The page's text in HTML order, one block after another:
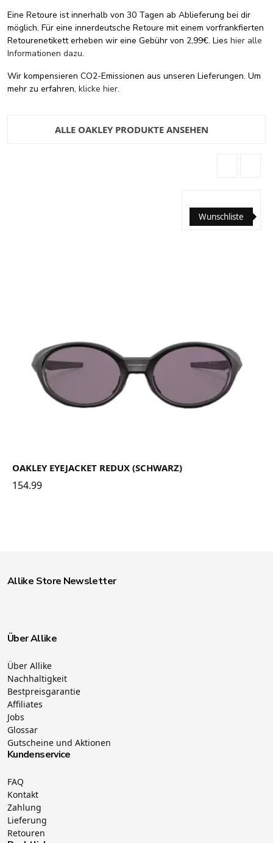
Eine Retoure ist innerhalb von 30 Tagen ab Ablieferung bei dir
möglich. Für eine innerdeutsche Retoure mit einem vorfrankfierten
Retourenetikett erheben wir eine Gebühr von 2,99€. Lies hier alle
Informationen dazu.
Wir kompensieren CO2-Emissionen aus unseren Lieferungen. Um
mehr zu erfahren, klicke hier.
ALLE OAKLEY PRODUKTE ANSEHEN
Wunschliste
OAKLEY EYEJACKET REDUX (SCHWARZ)
154.99
Allike Store Newsletter
Über Allike
Über Allike
Nachhaltigkeit
Bestpreisgarantie
Affiliates
Jobs
Glossar
Gutscheine und Aktionen
Kundenservice
FAQ
Kontakt
Zahlung
Lieferung
Retouren